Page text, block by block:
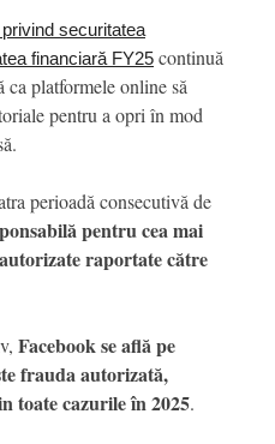
securitatea
financiară FY25 continuă
ca platformele online să
pentru a opri în mod
perioadă consecutivă de
pentru cea mai
raportate către
Facebook se află pe
frauda autorizată,
toate cazurile în 2025.